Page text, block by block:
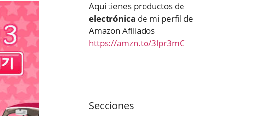
Aquí tienes productos de
electrónica de mi perfil de
Amazon Afiliados
https://amzn.to/3lpr3mC
Secciones